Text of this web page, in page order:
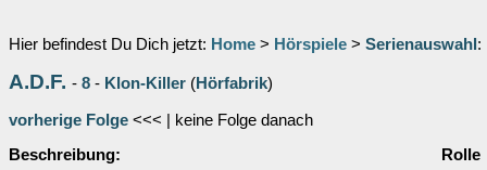
Hier befindest Du Dich jetzt: Home > Hörspiele > Serienauswahl :
A.D.F. - 8 - Klon-Killer (Hörfabrik)
vorherige Folge <<< | keine Folge danach
Beschreibung:
Rolle